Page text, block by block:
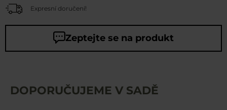
Expresní doručení!
Zeptejte se na produkt
DOPORUČUJEME V SADĚ